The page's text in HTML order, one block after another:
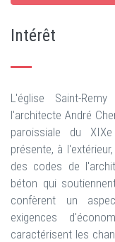
Intérêt
L'église Saint-
l'architecte André
paroissiale du
présente, à
des codes de
béton qui
confèrent un
exigences
caractérisent les